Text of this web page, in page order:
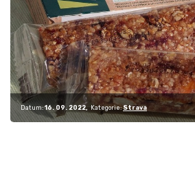
Datum: 16. 09. 2022 Kategorie: Strava